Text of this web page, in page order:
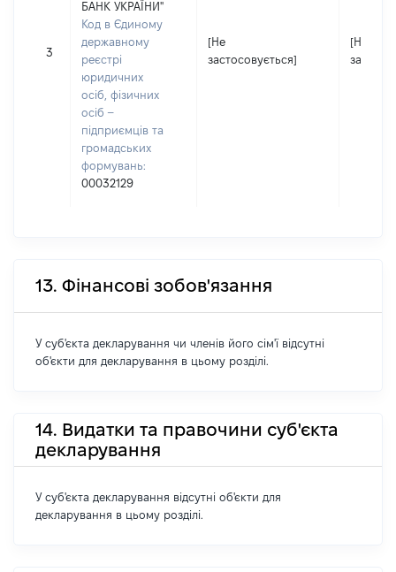
3
БАНК УКРАЇНИ"
Код в Єдиному
державному
реєстрі
юридичних
осіб, фізичних
осіб –
підприємців та
громадських
формувань:
00032129
[Не
застосовується]
[Не
13. Фінансові зобов'язання
У суб'єкта декларування чи членів його сім'ї відсутні
об'єкти для декларування в цьому розділі.
14. Видатки та правочини суб'єкта
декларування
У суб'єкта декларування відсутні об'єкти для
декларування в цьому розділі.